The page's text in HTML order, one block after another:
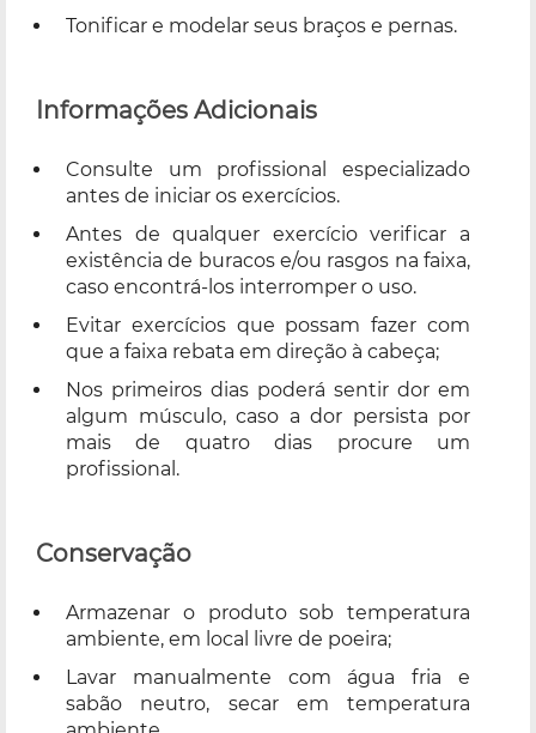
Tonificar e modelar seus braços e pernas.
Informações Adicionais
Consulte um profissional especializado
antes de iniciar os exercícios.
Antes de qualquer exercício verificar a
existência de buracos e/ou rasgos na faixa,
caso encontrá-los interromper o uso.
Evitar exercícios que possam fazer com
que a faixa rebata em direção à cabeça;
Nos primeiros dias poderá sentir dor em
algum músculo, caso a dor persista por
mais de quatro dias procure um
profissional.
Conservação
Armazenar o produto sob temperatura
ambiente, em local livre de poeira;
Lavar manualmente com água fria e
sabão neutro, secar em temperatura